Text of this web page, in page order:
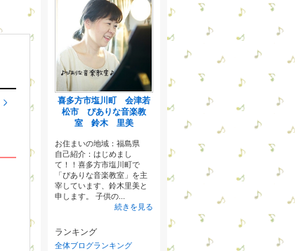
喜多方市塩川町 会津若
松市 ぴありな音楽教
室 鈴木 里美
お住まいの地域： 福島県
自己紹介：はじめまし
て！！喜多方市塩川町で
「ぴありな音楽教室」を主
宰しています、鈴木里美と
申します。 子供の...
続きを見る
ランキング
全体ブログランキング